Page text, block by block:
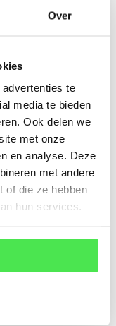
Over
te
media te bieden
Ook delen we
met onze
en analyse. Deze
met andere
of die ze hebben
hun services.
moerbei -
rotundiloba
Berry'